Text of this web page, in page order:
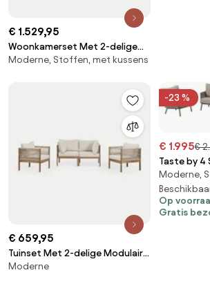
€ 1.529,95
Woonkamerset Met 2-delige
Modulaire Bank En Fauteuil In
Moderne, Stoffen, met kussens
€ 659,95
Tuinset Met 2-delige Modulaire
Bank Met Armleuningen En 2
Moderne
-23 %
€ 1.995€
Taste by 4
loungeset
Loungeset bruin
Moderne,
Op
Gratis